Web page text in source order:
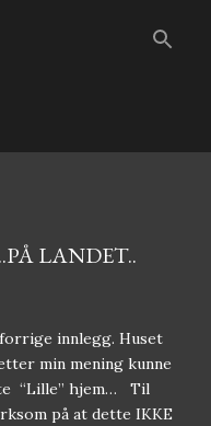
LANDET..
innlegg. Huset
min mening kunne
“Lille” hjem… Til
på at dette IKKE